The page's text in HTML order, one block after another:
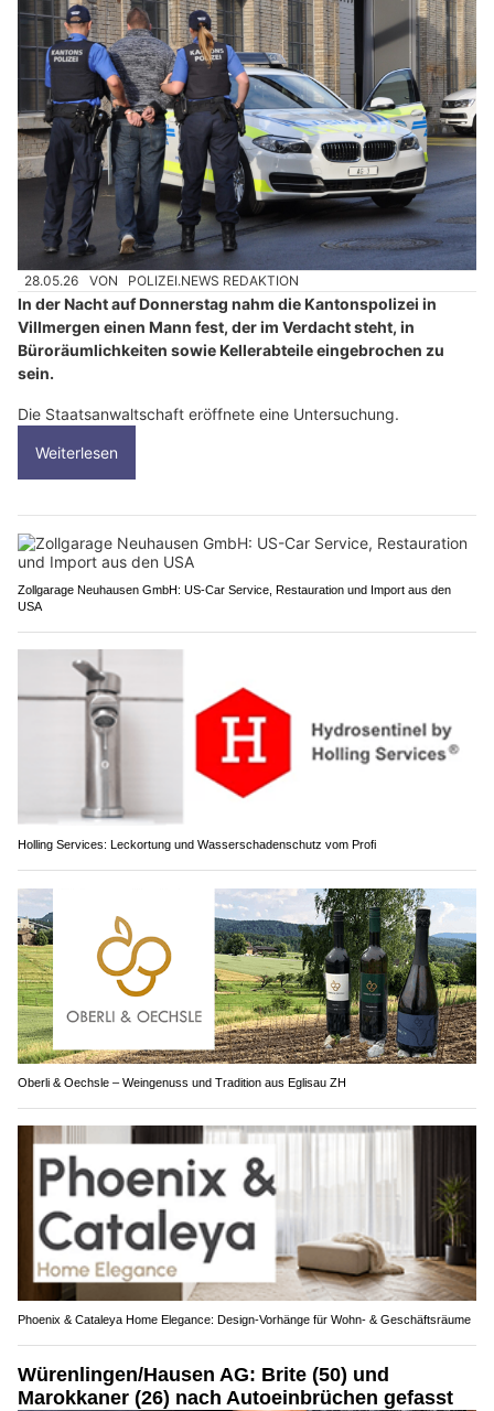
28.05.26 VON POLIZEI.NEWS REDAKTION
In der Nacht auf Donnerstag nahm die Kantonspolizei in
Villmergen einen Mann fest, der im Verdacht steht, in
Büroräumlichkeiten sowie Kellerabteile eingebrochen zu
sein.
Die Staatsanwaltschaft eröffnete eine Untersuchung.
Weiterlesen
Zollgarage Neuhausen GmbH: US-Car Service, Restauration und Import aus den
USA
Holling Services: Leckortung und Wasserschadenschutz vom Profi
Oberli & Oechsle – Weingenuss und Tradition aus Eglisau ZH
Phoenix & Cataleya Home Elegance: Design-Vorhänge für Wohn- & Geschäftsräume
Würenlingen/Hausen AG: Brite (50) und
Marokkaner (26) nach Autoeinbrüchen gefasst